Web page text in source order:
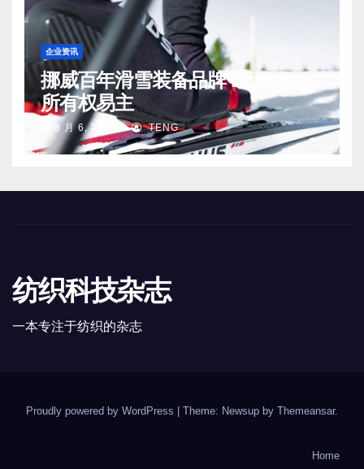
企业资讯
挪威百年滑雪装备品牌 Madshus
所有权易主
8 月 6, 2026 TENG
纺织科技杂志
一本专注于纺织的杂志
Proudly powered by WordPress Theme: Newsup by Themeansar.
Home